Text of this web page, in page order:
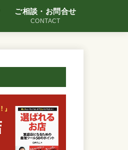
ご相談・お問合せ
CONTACT